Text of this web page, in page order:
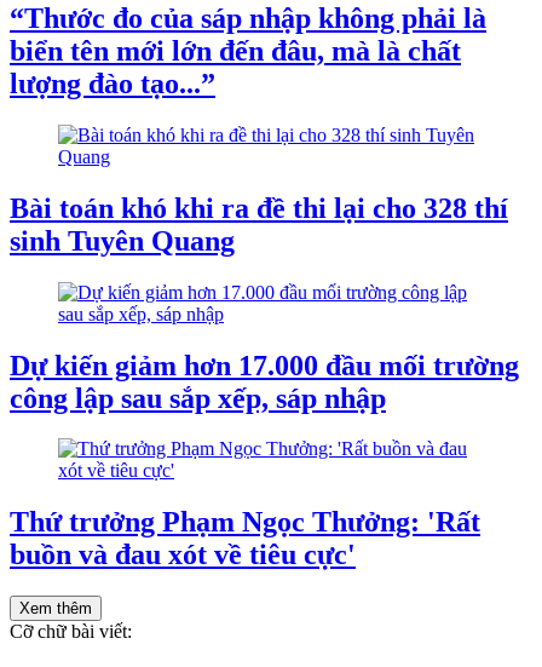
“Thước đo của sáp nhập không phải là
biển tên mới lớn đến đâu, mà là chất
lượng đào tạo...”
Bài toán khó khi ra đề thi lại cho 328 thí
sinh Tuyên Quang
Dự kiến giảm hơn 17.000 đầu mối trường
công lập sau sắp xếp, sáp nhập
Thứ trưởng Phạm Ngọc Thưởng: 'Rất
buồn và đau xót về tiêu cực'
Xem thêm
Cỡ chữ bài viết: